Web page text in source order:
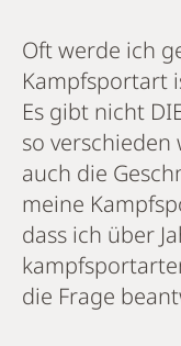
Oft werde ich
Kampfsportart
Es gibt nicht
so verschieden
auch die
meine
dass ich über
die Frage